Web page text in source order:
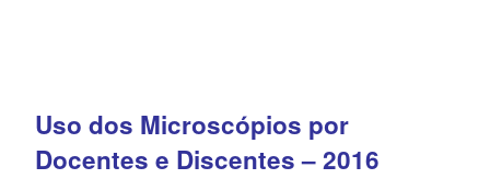
Uso dos Microscópios por
Docentes e Discentes – 2016